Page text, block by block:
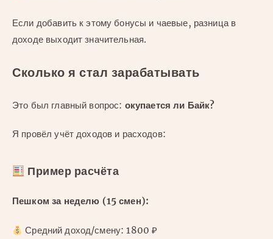
Если добавить к этому бонусы и чаевые, разница в
доходе выходит значительная.
Сколько я стал зарабатывать
Это был главный вопрос: окупается ли Байк?
Я провёл учёт доходов и расходов:
Пример расчёта
Пешком за неделю (15 смен):
Средний доход/смену: 1800 ₽